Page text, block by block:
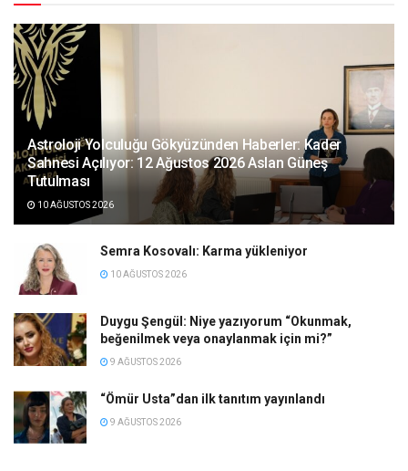
Astroloji Yolculuğu Gökyüzünden Haberler: Kader
Sahnesi Açılıyor: 12 Ağustos 2026 Aslan Güneş
Tutulması
10 AĞUSTOS 2026
Semra Kosovalı: Karma yükleniyor
10 AĞUSTOS 2026
Duygu Şengül: Niye yazıyorum “Okunmak,
beğenilmek veya onaylanmak için mi?”
9 AĞUSTOS 2026
“Ömür Usta”dan ilk tanıtım yayınlandı
9 AĞUSTOS 2026